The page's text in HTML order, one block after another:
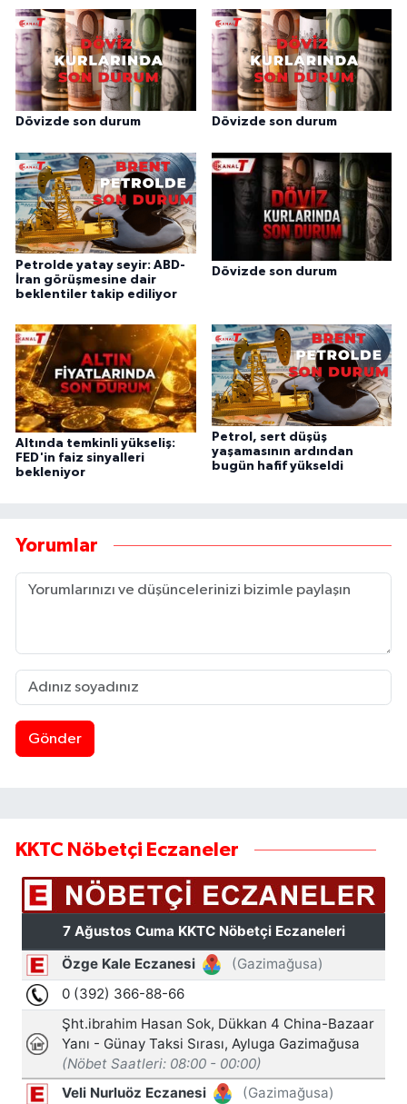
Dövizde son durum Dövizde son durum
Petrolde yatay seyir: ABD-
İran görüşmesine dair
beklentiler takip ediliyor
Dövizde son durum
Altında temkinli yükseliş:
FED'in faiz sinyalleri
bekleniyor
Petrol, sert düşüş
yaşamasının ardından
bugün hafif yükseldi
Yorumlar
Gönder
KKTC Nöbetçi Eczaneler